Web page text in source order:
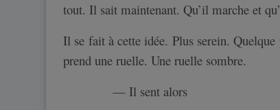
tout. Il sait maintenant. Qu’il marche et
Il se fait à cette idée. Plus serein.
prend une ruelle. Une ruelle sombre.
— Il sent alors